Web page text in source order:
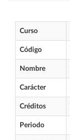
Curso
Código
Nombre
Carácter
Créditos
Periodo